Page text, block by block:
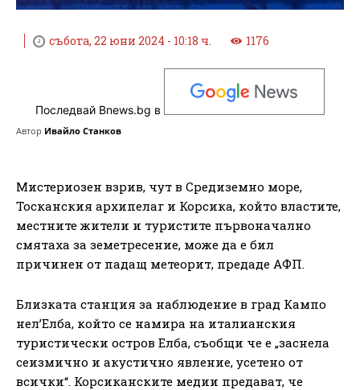
събота, 22 юни 2024 - 10:18 ч. 1176
Последвай Bnews.bg в
Автор Ивайло Станков
Мистериозен взрив, чут в Средиземно море,
Тосканския архипелаг и Корсика, който властите,
местните жители и туристите първоначално
смятаха за земетресение, може да е бил
причинен от падащ метеорит, предаде АФП.
Близката станция за наблюдение в град Кампо
нел’Елба, който се намира на италианския
туристически остров Елба, съобщи че е „заснела
сеизмично и акустично явление, усетено от
всички“. Корсиканските медии предават, че